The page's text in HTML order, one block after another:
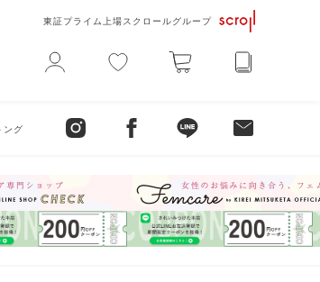
東証プライム上場スクロールグループ
ング